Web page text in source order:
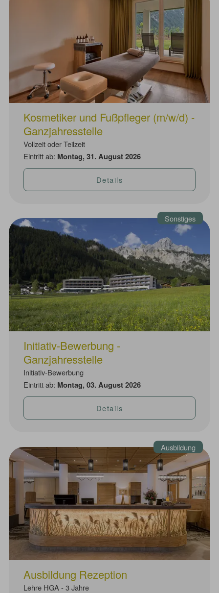
Kosmetiker und Fußpfleger (m/w/d) -
Ganzjahresstelle
Vollzeit oder Teilzeit
Eintritt ab: Montag, 31. August 2026
Details
Sonstiges
Initiativ-Bewerbung -
Ganzjahresstelle
Initiativ-Bewerbung
Eintritt ab: Montag, 03. August 2026
Details
Ausbildung
Ausbildung Rezeption
Lehre HGA - 3 Jahre